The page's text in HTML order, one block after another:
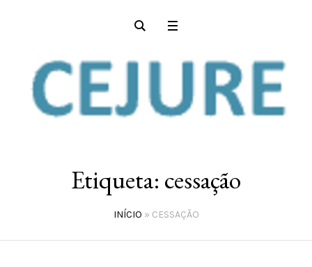
Etiqueta: cessação
INÍCIO » CESSAÇÃO